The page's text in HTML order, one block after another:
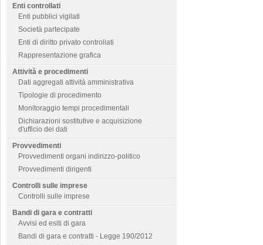
Enti controllati
Enti pubblici vigilati
Società partecipate
Enti di diritto privato controllati
Rappresentazione grafica
Attività e procedimenti
Dati aggregati attività amministrativa
Tipologie di procedimento
Monitoraggio tempi procedimentali
Dichiarazioni sostitutive e acquisizione
d'ufficio dei dati
Provvedimenti
Provvedimenti organi indirizzo-politico
Provvedimenti dirigenti
Controlli sulle imprese
Controlli sulle imprese
Bandi di gara e contratti
Avvisi ed esiti di gara
Bandi di gara e contratti - Legge 190/2012